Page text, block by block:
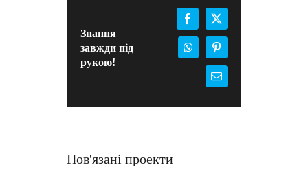
Знання
завжди під
рукою!
Facebook
X
WhatsAppPinterest
E-
Пов'язані проекти